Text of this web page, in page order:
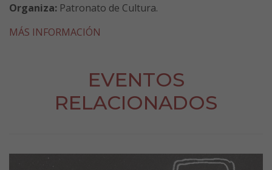
Organiza: Patronato de Cultura.
MÁS INFORMACIÓN
EVENTOS
RELACIONADOS